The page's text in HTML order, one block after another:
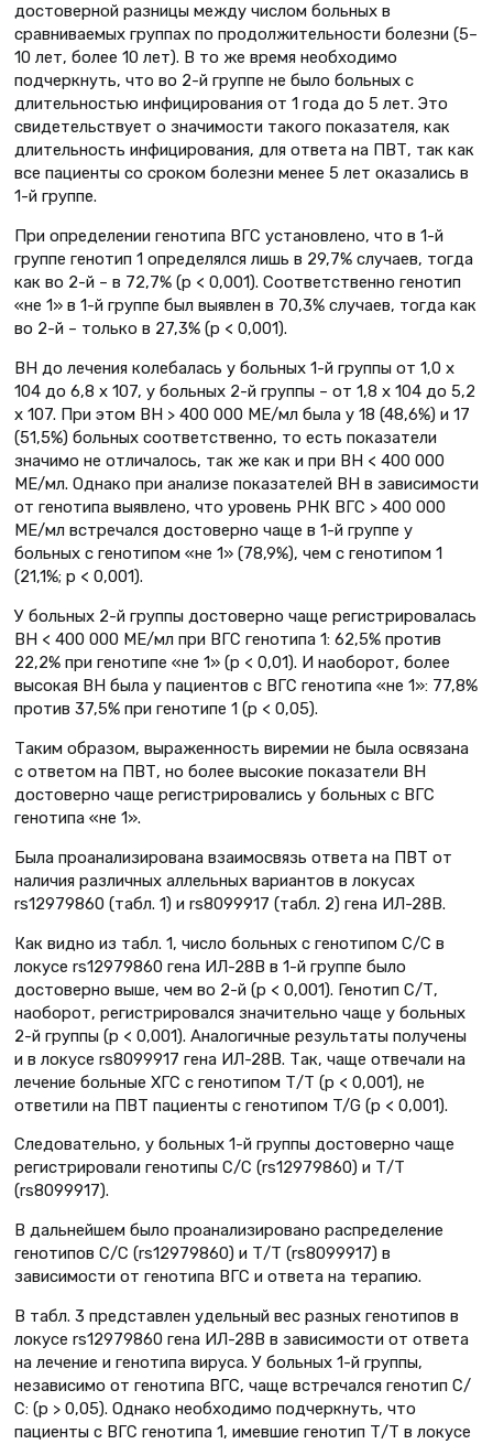
достоверной разницы между числом больных в
сравниваемых группах по продолжительности болезни (5–
10 лет, более 10 лет). В то же время необходимо
подчеркнуть, что во 2-й группе не было больных с
длительностью инфицирования от 1 года до 5 лет. Это
свидетельствует о значимости такого показателя, как
длительность инфицирования, для ответа на ПВТ, так как
все пациенты со сроком болезни менее 5 лет оказались в
1-й группе.
При определении генотипа ВГС установлено, что в 1-й
группе генотип 1 определялся лишь в 29,7% случаев, тогда
как во 2-й – в 72,7% (р < 0,001). Соответственно генотип
«не 1» в 1-й группе был выявлен в 70,3% случаев, тогда как
во 2-й – только в 27,3% (р < 0,001).
ВН до лечения колебалась у больных 1-й группы от 1,0 х
104 до 6,8 х 107, у больных 2-й группы – от 1,8 х 104 до 5,2
х 107. При этом ВН > 400 000 МЕ/мл была у 18 (48,6%) и 17
(51,5%) больных соответственно, то есть показатели
значимо не отличалось, так же как и при ВН < 400 000
МЕ/мл. Однако при анализе показателей ВН в зависимости
от генотипа выявлено, что уровень РНК ВГС > 400 000
МЕ/мл встречался достоверно чаще в 1-й группе у
больных с генотипом «не 1» (78,9%), чем с генотипом 1
(21,1%; p < 0,001).
У больных 2-й группы достоверно чаще регистрировалась
ВН < 400 000 МЕ/мл при ВГС генотипа 1: 62,5% против
22,2% при генотипе «не 1» (р < 0,01). И наоборот, более
высокая ВН была у пациентов с ВГС генотипа «не 1»: 77,8%
против 37,5% при генотипе 1 (р < 0,05).
Таким образом, выраженность виремии не была освязана
с ответом на ПВТ, но более высокие показатели ВН
достоверно чаще регистрировались у больных с ВГС
генотипа «не 1».
Была проанализирована взаимосвязь ответа на ПВТ от
наличия различных аллельных вариантов в локусах
rs12979860 (табл. 1) и rs8099917 (табл. 2) гена ИЛ-28B.
Как видно из табл. 1, число больных с генотипом С/С в
локусе rs12979860 гена ИЛ-28B в 1-й группе было
достоверно выше, чем во 2-й (р < 0,001). Генотип С/Т,
наоборот, регистрировался значительно чаще у больных
2-й группы (р < 0,001). Аналогичные результаты получены
и в локусе rs8099917 гена ИЛ-28B. Так, чаще отвечали на
лечение больные ХГС с генотипом Т/Т (р < 0,001), не
ответили на ПВТ пациенты с генотипом T/G (р < 0,001).
Следовательно, у больных 1-й группы достоверно чаще
регистрировали генотипы С/С (rs12979860) и Т/Т
(rs8099917).
В дальнейшем было проанализировано распределение
генотипов С/С (rs12979860) и Т/Т (rs8099917) в
зависимости от генотипа ВГС и ответа на терапию.
В табл. 3 представлен удельный вес разных генотипов в
локусе rs12979860 гена ИЛ-28B в зависимости от ответа
на лечение и генотипа вируса. У больных 1-й группы,
независимо от генотипа ВГС, чаще встречался генотип С/
С: (р > 0,05). Однако необходимо подчеркнуть, что
пациенты с ВГС генотипа 1, имевшие генотип Т/Т в локусе